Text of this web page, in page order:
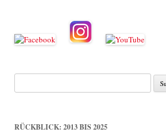
Suche
nach:
RÜCKBLICK: 2013 BIS 2025